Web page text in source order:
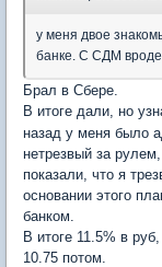
у меня двое
банке. С СДМ вроде
Брал в Сбере.
В итоге дали, но
назад у меня было
нетрезвый за
показали, что я
основании этого
банком.
В итоге 11.5% в
10.75 потом.